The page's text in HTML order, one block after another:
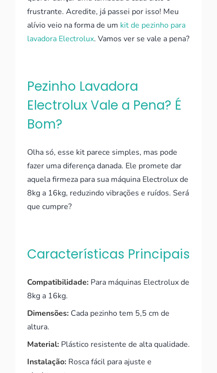
frustrante. Acredite, já passei por isso! Meu
alívio veio na forma de um kit de pezinho para
lavadora Electrolux. Vamos ver se vale a pena?
Pezinho Lavadora
Electrolux Vale a Pena? É
Bom?
Olha só, esse kit parece simples, mas pode
fazer uma diferença danada. Ele promete dar
aquela firmeza para sua máquina Electrolux de
8kg a 16kg, reduzindo vibrações e ruídos. Será
que cumpre?
Características Principais
Compatibilidade: Para máquinas Electrolux de
8kg a 16kg.
Dimensões: Cada pezinho tem 5,5 cm de
altura.
Material: Plástico resistente de alta qualidade.
Instalação: Rosca fácil para ajuste e